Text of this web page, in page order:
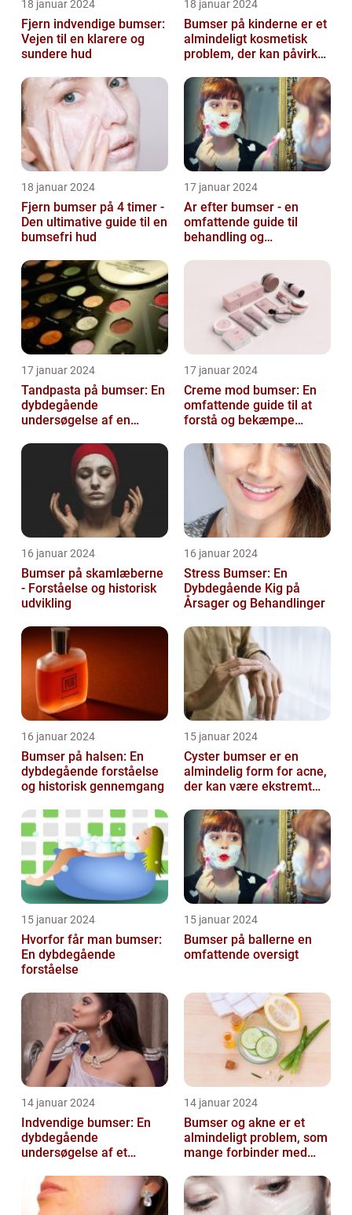
18 januar 2024
Fjern indvendige bumser:
Vejen til en klarere og
sundere hud
18 januar 2024
Bumser på kinderne er et
almindeligt kosmetisk
problem, der kan påvirke
18 januar 2024
Fjern bumser på 4 timer -
Den ultimative guide til en
bumsefri hud
17 januar 2024
Ar efter bumser - en
omfattende guide til
behandling og
17 januar 2024
Tandpasta på bumser: En
dybdegående
undersøgelse af en
skønhedsanbefaling
17 januar 2024
Creme mod bumser: En
omfattende guide til at
forstå og bekæmpe
16 januar 2024
Bumser på skamlæberne
- Forståelse og historisk
udvikling
16 januar 2024
Stress Bumser: En
Dybdegående Kig på
Årsager og Behandlinger
16 januar 2024
Bumser på halsen: En
dybdegående forståelse
og historisk gennemgang
15 januar 2024
Cyster bumser er en
almindelig form for acne,
der kan være ekstremt
belastende for d...
15 januar 2024
Hvorfor får man bumser:
En dybdegående
forståelse
15 januar 2024
Bumser på ballerne en
omfattende oversigt
14 januar 2024
Indvendige bumser: En
dybdegående
undersøgelse af et
14 januar 2024
Bumser og akne er et
almindeligt problem, som
mange forbinder med